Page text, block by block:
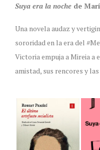
Suya era la noche de
Una novela audaz y
sororidad en la era del
Victoria empuja a Mireia a
amistad, sus rencores y